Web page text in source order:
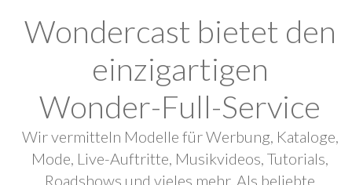
Wondercast bietet den
einzigartigen
Wonder-Full-Service
Wir vermitteln Modelle für Werbung, Kataloge,
Mode, Live-Auftritte, Musikvideos, Tutorials,
Roadshows und vieles mehr. Als beliebte